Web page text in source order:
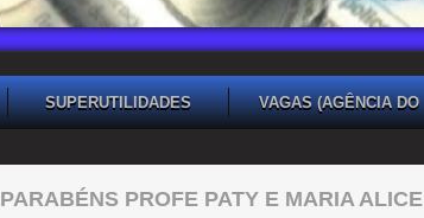
SUPERUTILIDADES
VAGAS (AGÊNCIA DO
PARABÉNS PROFE PATY E MARIA ALICE